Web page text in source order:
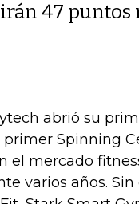
47 puntos
abrió su
Spinning
el mercado
varios años. Sin